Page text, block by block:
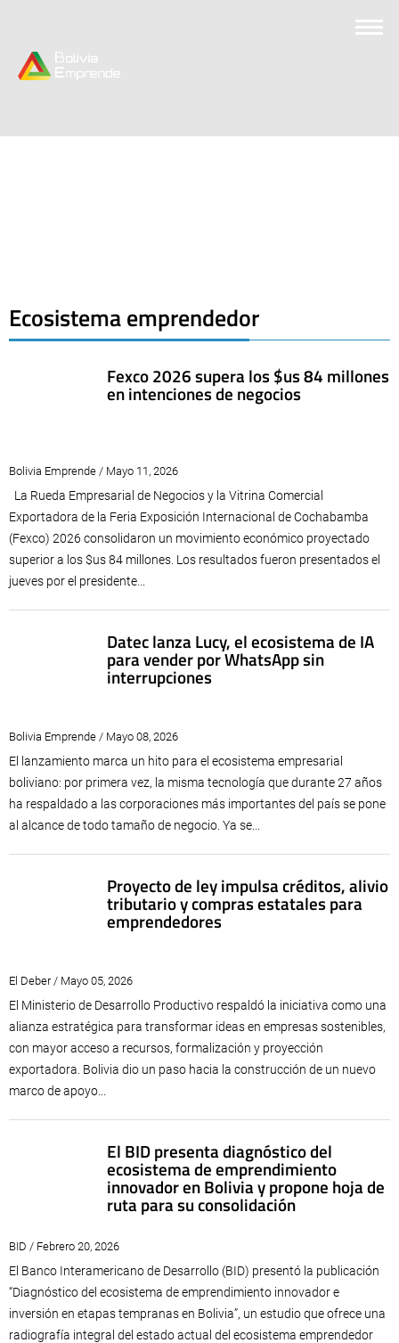
Ecosistema emprendedor
Fexco 2026 supera los $us 84 millones
en intenciones de negocios
Bolivia Emprende / Mayo 11, 2026
La Rueda Empresarial de Negocios y la Vitrina Comercial
Exportadora de la Feria Exposición Internacional de Cochabamba
(Fexco) 2026 consolidaron un movimiento económico proyectado
superior a los $us 84 millones. Los resultados fueron presentados el
jueves por el presidente...
Datec lanza Lucy, el ecosistema de IA
para vender por WhatsApp sin
interrupciones
Bolivia Emprende / Mayo 08, 2026
El lanzamiento marca un hito para el ecosistema empresarial
boliviano: por primera vez, la misma tecnología que durante 27 años
ha respaldado a las corporaciones más importantes del país se pone
al alcance de todo tamaño de negocio. Ya se...
Proyecto de ley impulsa créditos, alivio
tributario y compras estatales para
emprendedores
El Deber / Mayo 05, 2026
El Ministerio de Desarrollo Productivo respaldó la iniciativa como una
alianza estratégica para transformar ideas en empresas sostenibles,
con mayor acceso a recursos, formalización y proyección
exportadora. Bolivia dio un paso hacia la construcción de un nuevo
marco de apoyo...
El BID presenta diagnóstico del
ecosistema de emprendimiento
innovador en Bolivia y propone hoja de
ruta para su consolidación
BID / Febrero 20, 2026
El Banco Interamericano de Desarrollo (BID) presentó la publicación
“Diagnóstico del ecosistema de emprendimiento innovador e
inversión en etapas tempranas en Bolivia”, un estudio que ofrece una
radiografía integral del estado actual del ecosistema emprendedor